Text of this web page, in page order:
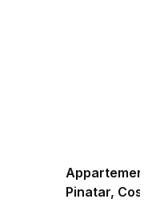
Appartement
Pinatar,